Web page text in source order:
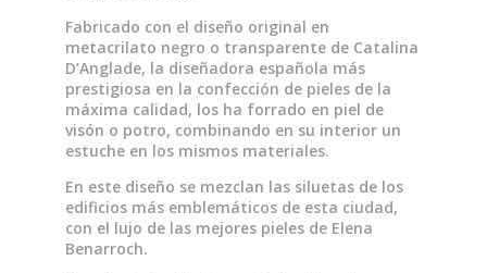
Fabricado con el diseño original en
metacrilato negro o transparente de Catalina
D’Anglade, la diseñadora española más
prestigiosa en la confección de pieles de la
máxima calidad, los ha forrado en piel de
visón o potro, combinando en su interior un
estuche en los mismos materiales.
En este diseño se mezclan las siluetas de los
edificios más emblemáticos de esta ciudad,
con el lujo de las mejores pieles de Elena
Benarroch.